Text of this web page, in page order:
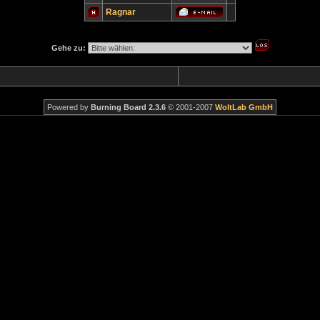
Ragnar
Gehe zu:
Powered by Burning Board 2.3.6 © 2001-2007 WoltLab GmbH